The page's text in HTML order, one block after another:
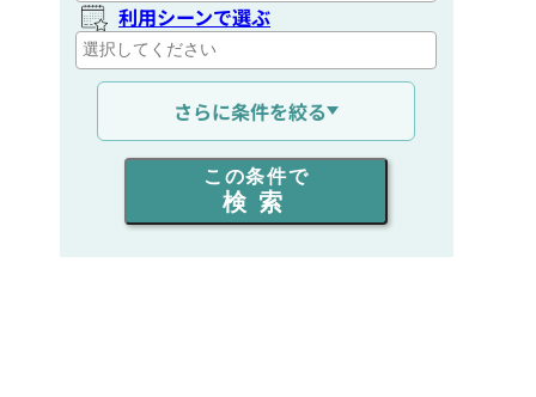
利用シーンで選ぶ
通信距離を選ぶ
出力を選ぶ
同時通話人数を選ぶ
さらに条件を絞る
この条件で
検索